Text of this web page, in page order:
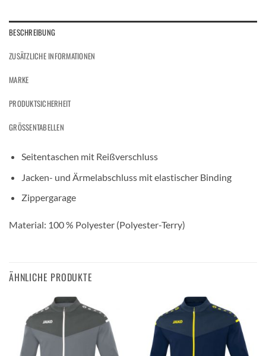
BESCHREIBUNG
ZUSÄTZLICHE INFORMATIONEN
MARKE
PRODUKTSICHERHEIT
GRÖSSENTABELLEN
Seitentaschen mit Reißverschluss
Jacken- und Ärmelabschluss mit elastischer Binding
Zippergarage
Material: 100 % Polyester (Polyester-Terry)
ÄHNLICHE PRODUKTE